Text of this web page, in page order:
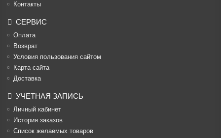
Контакты
СЕРВИС
Оплата
Возврат
Условия пользования сайтом
Карта сайта
Доставка
УЧЕТНАЯ ЗАПИСЬ
Личный кабинет
История заказов
Список желаемых товаров